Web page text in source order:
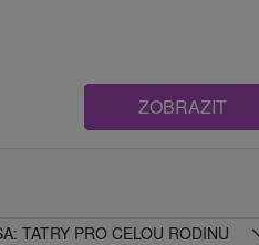
ZOBRAZIT
TATRY PRO CELOU RODINU